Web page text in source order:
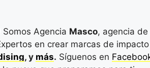
Somos Agencia Masco, agencia
en crear marcas de
, y más. Síguenos en